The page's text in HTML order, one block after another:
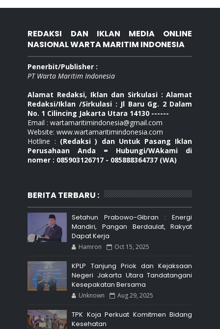
REDAKSI DAN IKLAN MEDIA ONLINE
NASIONAL WARTA MARITIM INDONESIA
Penerbit/Publisher :
PT Warta Maritim Indonesia
Alamat Redaksi, Iklan dan Sirkulasi : Alamat
Redaksi/Iklan /Sirkulasi : Jl Baru Gg. 2 Dalam
No. 1 Cilincing Jakarta Utara 14130 ------
Email : wartamaritimindonesia@gmail.com
Website: www.wartamaritimindonesia.com
Hotline : (Redaksi ) dan Untuk Pasang Iklan
Perusahaan Anda = Hubungi/WAkami di
nomer : 085903126717 - 085888364737 (WA)
BERITA TERBARU :
Setahun Prabowo-Gibran : Energi
Mandiri, Pangan Berdaulat, Rakyat
Dapat Kerja
Hamron Oct 15, 2025
KPLP Tanjung Priok dan Kejaksaan
Negeri Jakarta Utara Tandatangani
Kesepakatan Bersama
Unknown Aug 29, 2025
TPK Koja Perkuat Komitmen Bidang
Kesehatan